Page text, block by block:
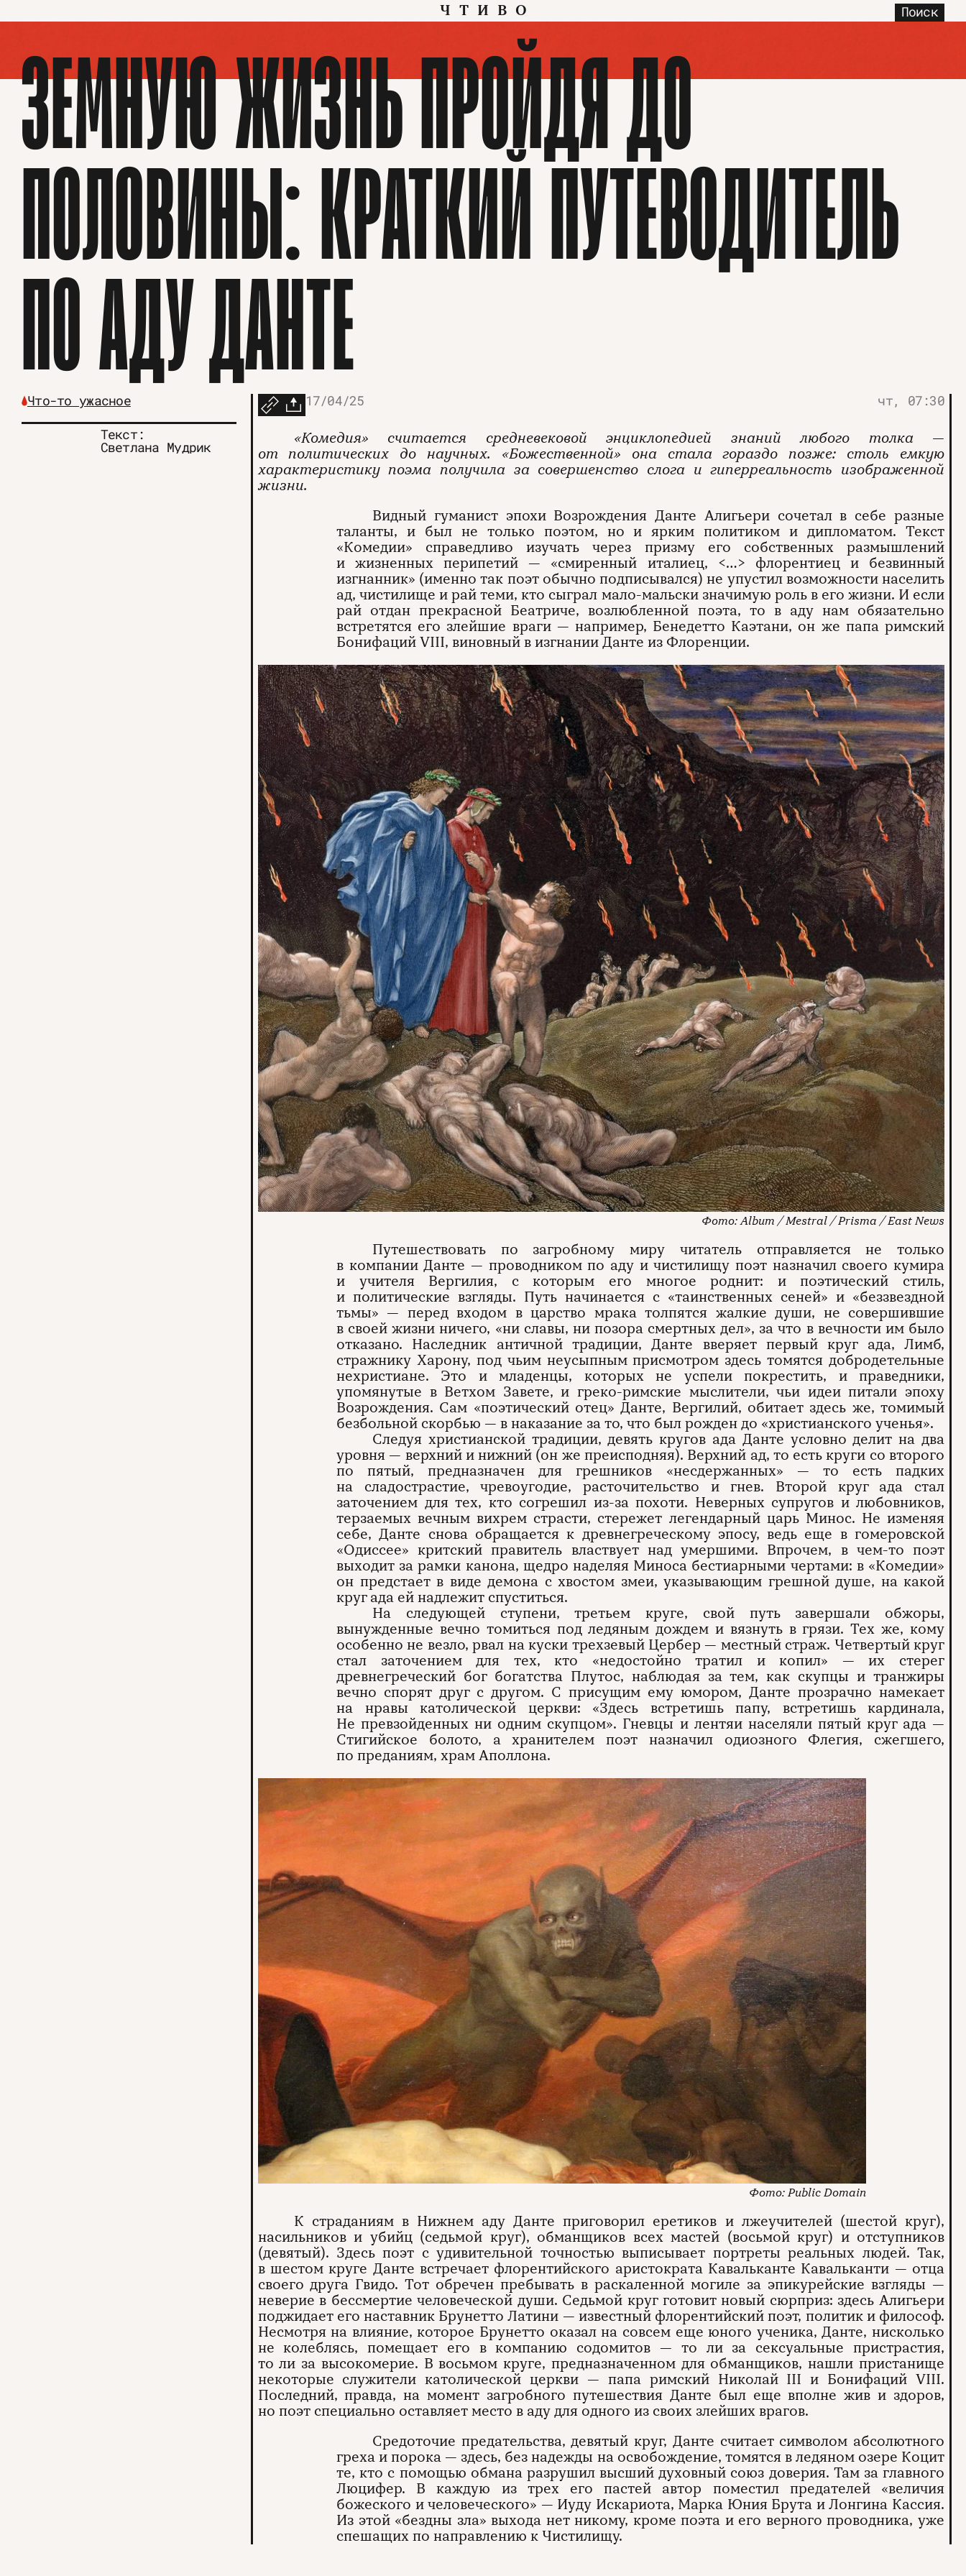
ЧТИВО Поиск
ЗЕМНУЮ ЖИЗНЬ ПРОЙДЯ ДО
ПОЛОВИНЫ: КРАТКИЙ ПУТЕВОДИТЕЛЬ
ПО АДУ ДАНТЕ
Что-то ужасное
Текст:
Светлана Мудрик
17/04/25 чт, 07:30
«Комедия» считается средневековой энциклопедией знаний любого толка —
от политических до научных. «Божественной» она стала гораздо позже: столь емкую
характеристику поэма получила за совершенство слога и гиперреальность изображенной
жизни.
Видный гуманист эпохи Возрождения Данте Алигьери сочетал в себе разные
таланты, и был не только поэтом, но и ярким политиком и дипломатом. Текст
«Комедии» справедливо изучать через призму его собственных размышлений
и жизненных перипетий — «смиренный италиец, <…> флорентиец и безвинный
изгнанник» (именно так поэт обычно подписывался) не упустил возможности населить
ад, чистилище и рай теми, кто сыграл мало-мальски значимую роль в его жизни. И если
рай отдан прекрасной Беатриче, возлюбленной поэта, то в аду нам обязательно
встретятся его злейшие враги — например, Бенедетто Каэтани, он же папа римский
Бонифаций VIII, виновный в изгнании Данте из Флоренции.
Album / Mestral / Prisma / East News
Путешествовать по загробному миру читатель отправляется не только
в компании Данте — проводником по аду и чистилищу поэт назначил своего кумира
и учителя Вергилия, с которым его многое роднит: и поэтический стиль,
и политические взгляды. Путь начинается с «таинственных сеней» и «беззвездной
тьмы» — перед входом в царство мрака толпятся жалкие души, не совершившие
в своей жизни ничего, «ни славы, ни позора смертных дел», за что в вечности им было
отказано. Наследник античной традиции, Данте вверяет первый круг ада, Лимб,
стражнику Харону, под чьим неусыпным присмотром здесь томятся добродетельные
нехристиане. Это и младенцы, которых не успели покрестить, и праведники,
упомянутые в Ветхом Завете, и греко-римские мыслители, чьи идеи питали эпоху
Возрождения. Сам «поэтический отец» Данте, Вергилий, обитает здесь же, томимый
безбольной скорбью — в наказание за то, что был рожден до «христианского ученья».
Следуя христианской традиции, девять кругов ада Данте условно делит на два
уровня — верхний и нижний (он же преисподняя). Верхний ад, то есть круги со второго
по пятый, предназначен для грешников «несдержанных» — то есть падких
на сладострастие, чревоугодие, расточительство и гнев. Второй круг ада стал
заточением для тех, кто согрешил из-за похоти. Неверных супругов и любовников,
терзаемых вечным вихрем страсти, стережет легендарный царь Минос. Не изменяя
себе, Данте снова обращается к древнегреческому эпосу, ведь еще в гомеровской
«Одиссее» критский правитель властвует над умершими. Впрочем, в чем-то поэт
выходит за рамки канона, щедро наделяя Миноса бестиарными чертами: в «Комедии»
он предстает в виде демона с хвостом змеи, указывающим грешной душе, на какой
круг ада ей надлежит спуститься.
На следующей ступени, третьем круге, свой путь завершали обжоры,
вынужденные вечно томиться под ледяным дождем и вязнуть в грязи. Тех же, кому
особенно не везло, рвал на куски трехзевый Цербер — местный страж. Четвертый круг
стал заточением для тех, кто «недостойно тратил и копил» — их стерег
древнегреческий бог богатства Плутос, наблюдая за тем, как скупцы и транжиры
вечно спорят друг с другом. С присущим ему юмором, Данте прозрачно намекает
на нравы католической церкви: «Здесь встретишь папу, встретишь кардинала,
Не превзойденных ни одним скупцом». Гневцы и лентяи населяли пятый круг ада —
Стигийское болото, а хранителем поэт назначил одиозного Флегия, сжегшего,
по преданиям, храм Аполлона.
Public Domain
К страданиям в Нижнем аду Данте приговорил еретиков и лжеучителей (шестой круг),
насильников и убийц (седьмой круг), обманщиков всех мастей (восьмой круг) и отступников
(девятый). Здесь поэт с удивительной точностью выписывает портреты реальных людей. Так,
в шестом круге Данте встречает флорентийского аристократа Кавальканте Кавальканти — отца
своего друга Гвидо. Тот обречен пребывать в раскаленной могиле за эпикурейские взгляды —
неверие в бессмертие человеческой души. Седьмой круг готовит новый сюрприз: здесь Алигьери
поджидает его наставник Брунетто Латини — известный флорентийский поэт, политик и философ.
Несмотря на влияние, которое Брунетто оказал на совсем еще юного ученика, Данте, нисколько
не колеблясь, помещает его в компанию содомитов — то ли за сексуальные пристрастия,
то ли за высокомерие. В восьмом круге, предназначенном для обманщиков, нашли пристанище
некоторые служители католической церкви — папа римский Николай III и Бонифаций VIII.
Последний, правда, на момент загробного путешествия Данте был еще вполне жив и здоров,
но поэт специально оставляет место в аду для одного из своих злейших врагов.
Средоточие предательства, девятый круг, Данте считает символом абсолютного
греха и порока — здесь, без надежды на освобождение, томятся в ледяном озере Коцит
те, кто с помощью обмана разрушил высший духовный союз доверия. Там за главного
Люцифер. В каждую из трех его пастей автор поместил предателей «величия
божеского и человеческого» — Иуду Искариота, Марка Юния Брута и Лонгина Кассия.
Из этой «бездны зла» выхода нет никому, кроме поэта и его верного проводника, уже
спешащих по направлению к Чистилищу.